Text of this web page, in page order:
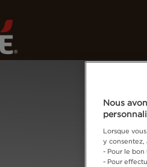
Nous
Lorsque
y consentez,
- Pour le
- Pour